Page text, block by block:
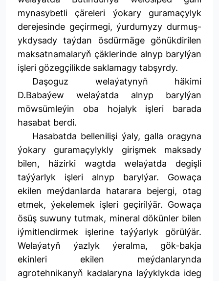
mynasybetli çäreleri ýokary guramaçylyk
derejesinde geçirmegi, ýurdumyzy durmuş-
ykdysady taýdan ösdürmäge gönükdirilen
maksatnamalaryň çäklerinde alnyp barylýan
işleri gözegçilikde saklamagy tabşyrdy.
Daşoguz welaýatynyň häkimi
D.Babaýew welaýatda alnyp barylýan
möwsümleýin oba hojalyk işleri barada
hasabat berdi.
Hasabatda bellenilişi ýaly, galla oragyna
ýokary guramaçylykly girişmek maksady
bilen, häzirki wagtda welaýatda degişli
taýýarlyk işleri alnyp barylýar. Gowaça
ekilen meýdanlarda hatarara bejergi, otag
etmek, ýekelemek işleri geçirilýär. Gowaça
ösüş suwuny tutmak, mineral dökünler bilen
iýmitlendirmek işlerine taýýarlyk görülýär.
Welaýatyň ýazlyk ýeralma, gök-bakja
ekinleri ekilen meýdanlarynda
agrotehnikanyň kadalaryna laýyklykda ideg